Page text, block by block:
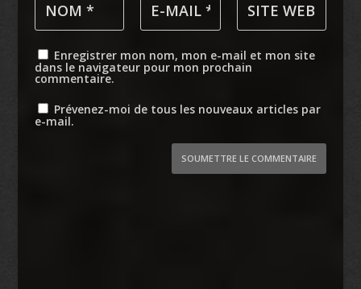
Enregistrer mon nom, mon e-mail et mon site
dans le navigateur pour mon prochain
commentaire.
Prévenez-moi de tous les nouveaux articles par
e-mail.
SOUMETTRE LE COMMENTAIRE